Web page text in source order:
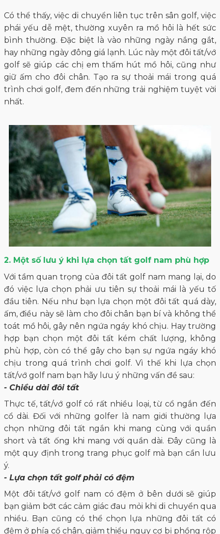
Có thể thấy, việc di chuyển liên tục trên sân golf, việc
phái yếu dễ mệt, thường xuyên ra mồ hôi là hết sức
bình thường. Đặc biệt là vào những ngày nắng gắt,
hay những ngày đông giá lạnh. Lúc này một đôi tất/vớ
golf sẽ giúp các chị em thấm hút mồ hôi, cũng như
giữ ấm cho đôi chân. Tạo ra sự thoải mái trong quá
trình chơi golf, đem đến những trải nghiệm tuyệt vời
nhất.
2. Một số lưu ý khi lựa chọn tất golf nam phù hợp
Với tầm quan trọng của đôi tất golf nam mang lại, do
đó việc lựa chọn phải ưu tiên sự thoải mái là yếu tố
đầu tiên. Nếu như bạn lựa chọn một đôi tất quá dày,
ấm, điều này sẽ làm cho đôi chân bạn bí và không thể
toát mồ hôi, gây nên ngứa ngáy khó chịu. Hay trường
hợp bạn chọn một đôi tất kém chất lượng, không
phù hợp, còn có thể gây cho bạn sự ngứa ngáy khó
chịu trong quá trình chơi golf. Vì thế khi lựa chọn
tất/vớ golf nam bạn hãy lưu ý những vấn đề sau:
- Chiều dài đôi tất
Thực tế, tất/vớ golf có rất nhiều loại, từ cổ ngắn đến
cổ dài. Đối với những golfer là nam giới thường lựa
chọn những đôi tất ngắn khi mang cùng với quần
short và tất ống khi mang với quần dài. Đây cũng là
một quy định trong trang phục golf mà bạn cần lưu
ý.
- Lựa chọn tất golf phải có đệm
Một đôi tất/vớ golf nam có đệm ở bên dưới sẽ giúp
bạn giảm bớt các cảm giác đau mỏi khi di chuyển qua
nhiều. Bạn cũng có thể chọn lựa những đôi tất có
đệm ở phía cổ chân, giảm thiểu nguy cơ bị phồng rộp